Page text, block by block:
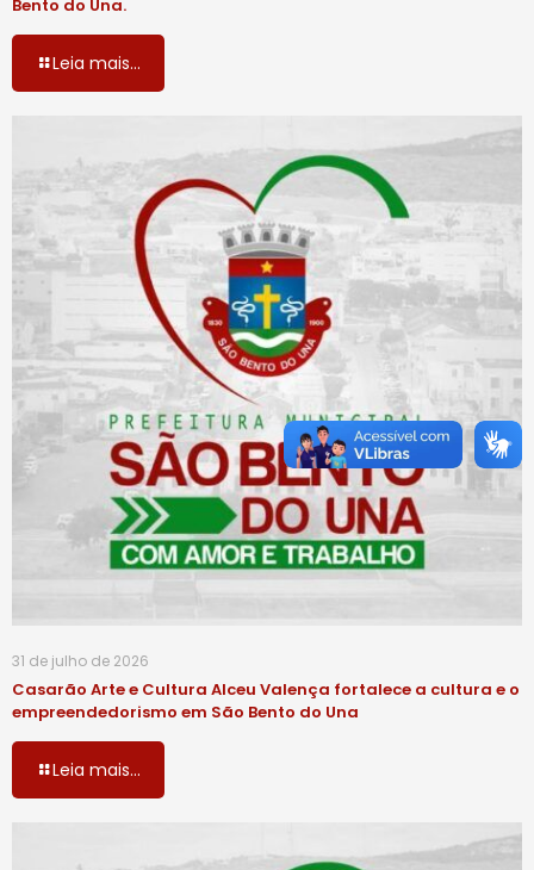
Bento do Una.
Leia mais...
31 de julho de 2026
Casarão Arte e Cultura Alceu Valença fortalece a cultura e o
empreendedorismo em São Bento do Una
Leia mais...